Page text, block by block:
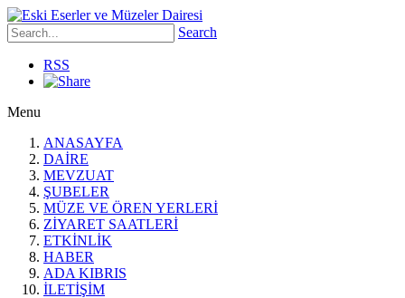
Search
RSS
Menu
ANASAYFA
DAİRE
MEVZUAT
ŞUBELER
MÜZE VE ÖREN YERLERİ
ZİYARET SAATLERİ
ETKİNLİK
HABER
ADA KIBRIS
İLETİŞİM